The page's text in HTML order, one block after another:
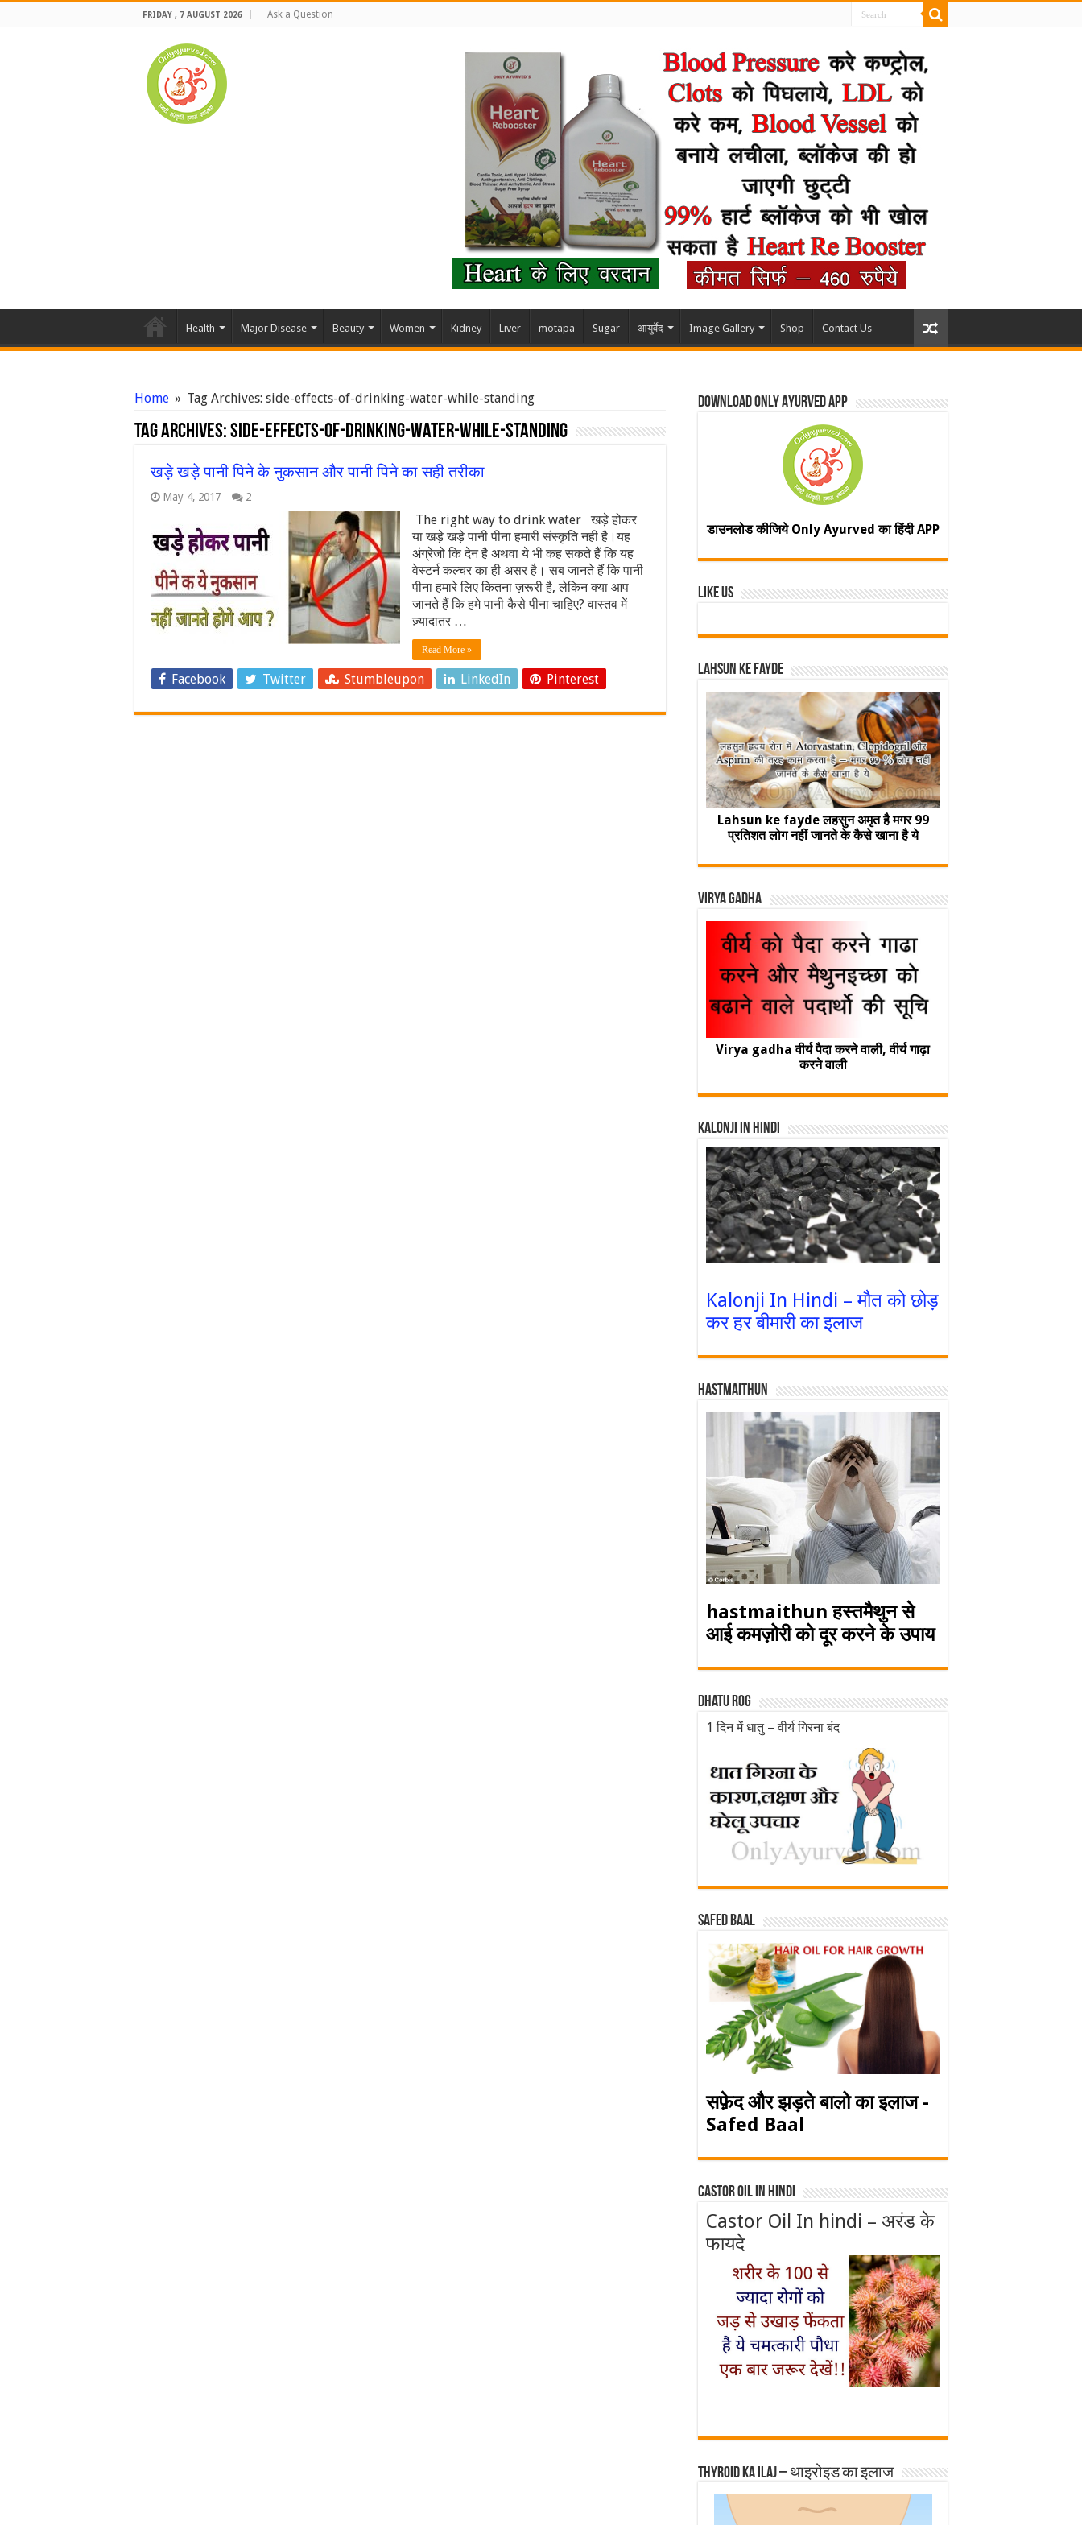
FRIDAY , 7 AUGUST 2026 Ask a Question
Health Major Disease Beauty Women Kidney Liver motapa Sugar आयुर्वेद Image Gallery Shop Contact Us
Home » Tag Archives: side-effects-of-drinking-water-while-standing
Tag Archives:side-effects-of-drinking-water-while-standing
खड़े खड़े पानी पिने के नुकसान और पानी पिने का सही तरीका
May 4, 2017 2
The right way to drink water खड़े होकर
या खड़े खड़े पानी पीना हमारी संस्कृति नही है।यह
अंग्रेजो कि देन है अथवा ये भी कह सकते हैं कि यह
वेस्टर्न कल्चर का ही असर है। सब जानते हैं कि पानी
पीना हमारे लिए कितना ज़रूरी है, लेकिन क्या आप
जानते हैं कि हमे पानी कैसे पीना चाहिए? वास्तव में
ज़्यादातर …
Read More »
Facebook Twitter Stumbleupon LinkedIn Pinterest
Download Only Ayurved App
डाउनलोड कीजिये Only Ayurved का हिंदी APP
Like Us
Lahsun ke fayde
Lahsun ke fayde लहसुन अमृत है मगर 99
प्रतिशत लोग नहीं जानते के कैसे खाना है ये
Virya Gadha
Virya gadha वीर्य पैदा करने वाली, वीर्य गाढ़ा
करने वाली
Kalonji In Hindi
Kalonji In Hindi – मौत को छोड़
कर हर बीमारी का इलाज
Hastmaithun
hastmaithun हस्तमैथुन से
आई कमज़ोरी को दूर करने के उपाय
Dhatu rog
1 दिन में धातु – वीर्य गिरना बंद
Safed baal
सफ़ेद और झड़ते बालो का इलाज -
Safed Baal
Castor Oil In Hindi
Castor Oil In hindi – अरंड के
फायदे
Thyroid ka ilaj – थाइरोइड का इलाज